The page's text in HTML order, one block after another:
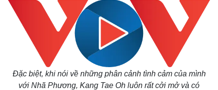
Đặc biệt, khi nói về những phân cảnh tình cảm của mình
với Nhã Phương, Kang Tae Oh luôn rất cởi mở và có